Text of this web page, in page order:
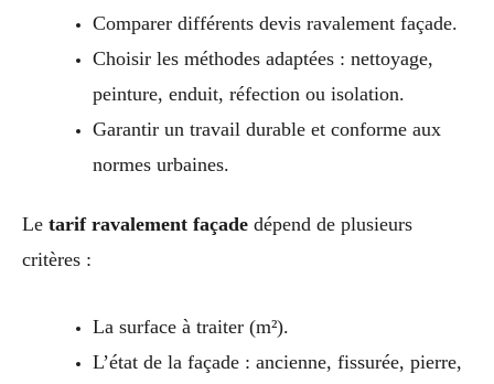
Comparer différents devis ravalement façade.
Choisir les méthodes adaptées : nettoyage,
peinture, enduit, réfection ou isolation.
Garantir un travail durable et conforme aux
normes urbaines.
Le tarif ravalement façade dépend de plusieurs
critères :
La surface à traiter (m²).
L’état de la façade : ancienne, fissurée, pierre,